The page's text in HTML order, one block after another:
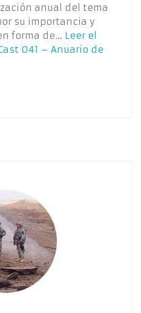
anual del tema
su importancia y
forma de… Leer el
041 – Anuario de